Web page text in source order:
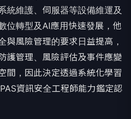
統維護、伺服器等設備維運及
位轉型及AI應用快速發展，他
與風險管理的要求日益提高，
護管理、風險評估及事件應變
間，因此決定透過系統化學習
資訊安全工程師能力鑑定認